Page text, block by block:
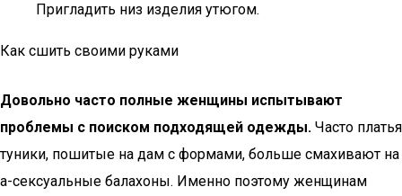
Пригладить низ изделия утюгом.
Как сшить своими руками
Довольно часто полные женщины испытывают
проблемы с поиском подходящей одежды. Часто платья
туники, пошитые на дам с формами, больше смахивают на
а-сексуальные балахоны. Именно поэтому женщинам